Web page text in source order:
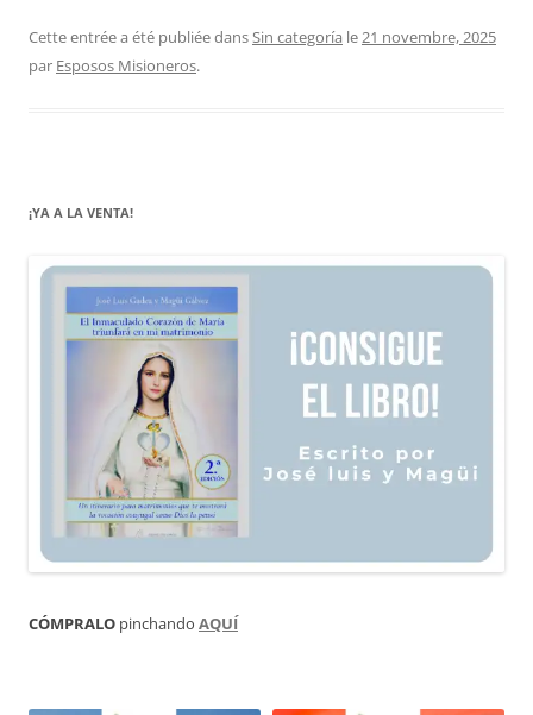
Cette entrée a été publiée dansSin categoría le21 novembre, 2025
par Esposos Misioneros.
¡YA A LA VENTA!
CÓMPRALO pinchando AQUÍ